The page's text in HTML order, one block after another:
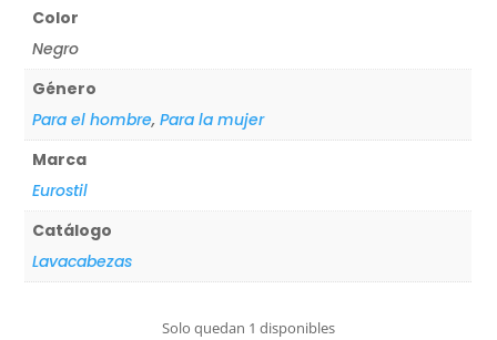
Color
Negro
Género
Para el hombre,Para la mujer
Marca
Eurostil
Catálogo
Lavacabezas
Solo quedan 1 disponibles